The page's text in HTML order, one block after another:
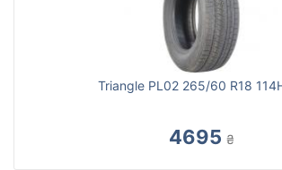
Triangle PL02 265/60 R18
4695 ₴